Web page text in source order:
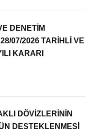
DENETİM
07/2026 TARİHLİ VE
KARARI
DÖVİZLERİNİN
DESTEKLENMESİ